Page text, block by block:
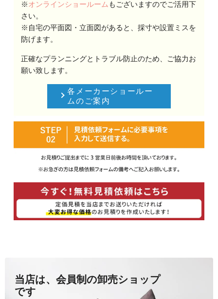
※オンラインショールーム もございますのでご活用下
さい。
※自宅の平面図・立面図があると、採寸や設置ミスを
防げます。
正確なプランニングとトラブル防止のため、ご協力お
願い致します。
各メーカーショールー
ムのご案内
当店は、会員制の卸売ショップ
です